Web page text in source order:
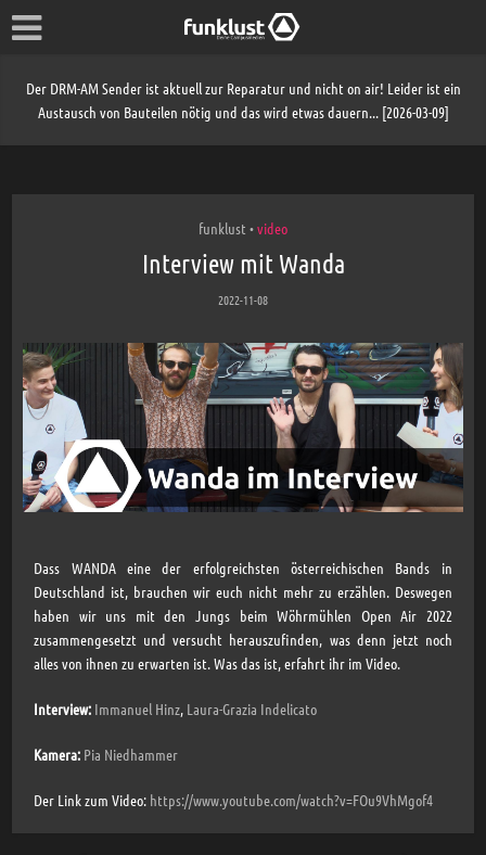
Der DRM-AM Sender ist aktuell zur Reparatur und nicht on air! Leider ist ein
Austausch von Bauteilen nötig und das wird etwas dauern... [2026-03-09]
funklust •video
Interview mit Wanda
2022-11-08
Dass WANDA eine der erfolgreichsten österreichischen Bands in
Deutschland ist, brauchen wir euch nicht mehr zu erzählen. Deswegen
haben wir uns mit den Jungs beim Wöhrmühlen Open Air 2022
zusammengesetzt und versucht herauszufinden, was denn jetzt noch
alles von ihnen zu erwarten ist. Was das ist, erfahrt ihr im Video.
Interview: Immanuel Hinz, Laura-Grazia Indelicato
Kamera: Pia Niedhammer
Der Link zum Video: https://www.youtube.com/watch?v=FOu9VhMgof4